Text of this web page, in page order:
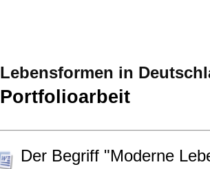
Lebensformen in
Portfolioarbeit
Der Begriff "Moderne